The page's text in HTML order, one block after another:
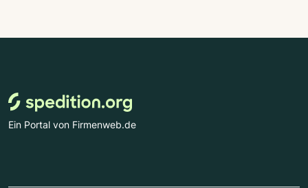
Ein Portal von Firmenweb.de